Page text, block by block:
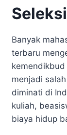
Seleksi
Banyak
terbaru
menjadi
diminati di
kuliah,
biaya hidup